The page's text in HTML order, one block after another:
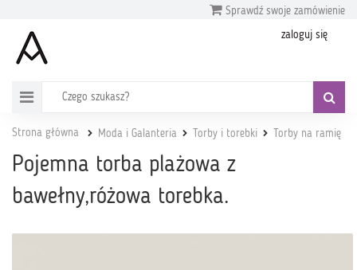
Sprawdź swoje zamówienie
zaloguj się
Strona główna Moda i Galanteria Torby i torebki Torby na ramię
Pojemna torba plażowa z
bawełny,różowa torebka.